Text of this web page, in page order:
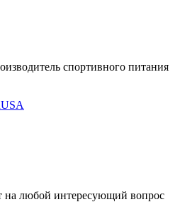
спортивного питания
на любой интересующий вопрос